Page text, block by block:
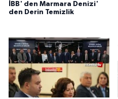
İBB' den Marmara Denizi'
den Derin Temizlik